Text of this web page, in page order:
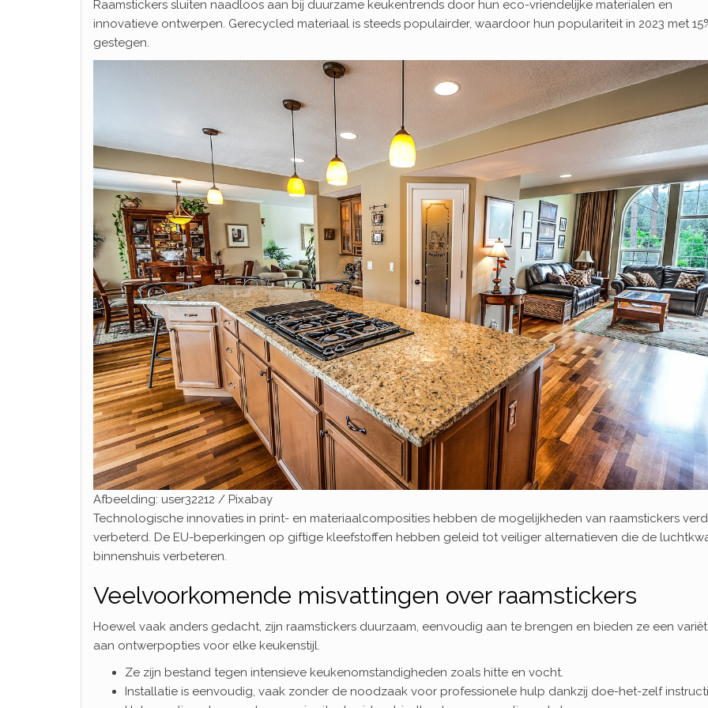
Raamstickers sluiten naadloos aan bij duurzame keukentrends door hun eco-vriendelijke materialen en
innovatieve ontwerpen. Gerecycled materiaal is steeds populairder, waardoor hun populariteit in 2023 met
gestegen.
Afbeelding: user32212 / Pixabay
Technologische innovaties in print- en materiaalcomposities hebben de mogelijkheden van raamstickers
verbeterd. De EU-beperkingen op giftige kleefstoffen hebben geleid tot veiliger alternatieven die de
binnenshuis verbeteren.
Veelvoorkomende misvattingen over raamstickers
Hoewel vaak anders gedacht, zijn raamstickers duurzaam, eenvoudig aan te brengen en bieden ze een
aan ontwerpopties voor elke keukenstijl.
Ze zijn bestand tegen intensieve keukenomstandigheden zoals hitte en vocht.
Installatie is eenvoudig, vaak zonder de noodzaak voor professionele hulp dankzij doe-het-zelf